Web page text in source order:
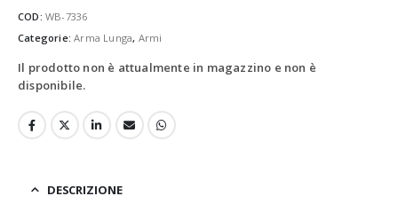
COD: WB-7336
Categorie:Arma Lunga, Armi
Il prodotto non è attualmente in magazzino e non è
disponibile.
DESCRIZIONE